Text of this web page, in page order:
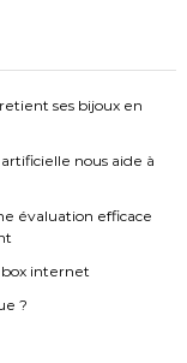
c
e
rses bijoux en
nous aide à
évaluation efficace
internet
?